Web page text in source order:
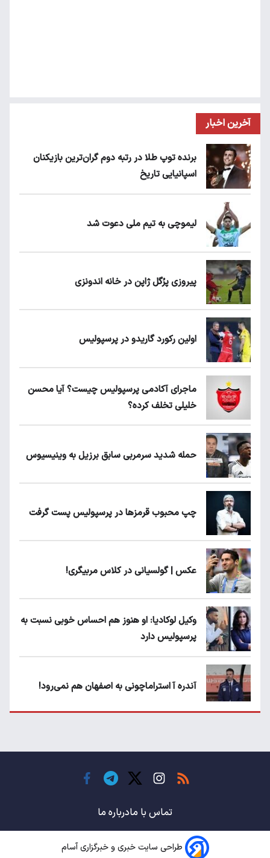
آخرین اخبار
برنده توپ طلا در رتبه دوم گران‌ترین بازیکنان
اسپانیایی تاریخ
لیموچی به تیم ملی دعوت شد
پیروزی پرُگل ژاپن در خانه اندونزی
اولین رکورد گاریدو در پرسپولیس
ماجرای آکادمی پرسپولیس چیست؟ آیا محسن
خلیلی تخلف کرده؟
حمله شدید سرمربی سابق برزیل به وینیسیوس
چپ محبوب قرمزها در پرسپولیس پست گرفت
عکس | گولسیانی در کلاس مربیگری!
وکیل لوکادیا: او هنوز هم احساس خوبی نسبت به
پرسپولیس دارد
آندره آ استراماچونی به اصفهان هم نمی‌رود!
حسن روی هوا!
باشگاه های جهان
تماس با مادرباره ما
طراحی سایت خبری و خبرگزاری آسام